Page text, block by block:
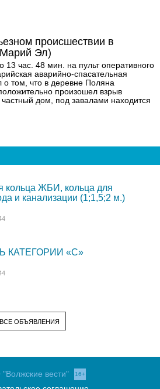
происшествии в
Эл)
13 час. 48 мин. на пульт оперативного
аварийно-спасательная
о том, что в деревне Поляна
произошел взрыв
дом, под завалами находится
кольца ЖБИ, кольца для
и канализации (1;1,5;2 м.)
КАТЕГОРИИ «C»
ВСЕ ОБЪЯВЛЕНИЯ
вести" 16+